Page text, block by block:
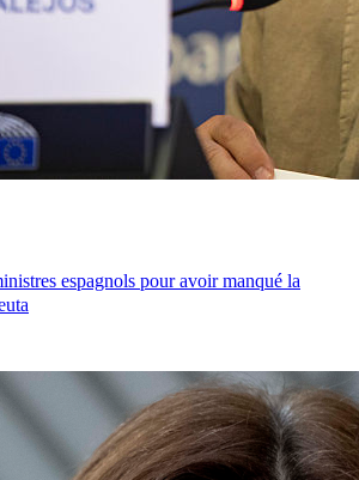
espagnols pour avoir manqué la